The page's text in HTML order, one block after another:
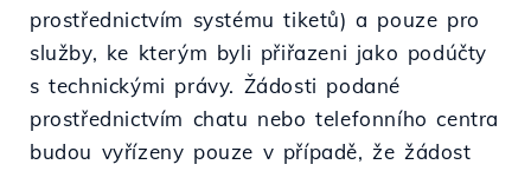
prostřednictvím systému tiketů) a pouze pro
služby, ke kterým byli přiřazeni jako podúčty
s technickými právy. Žádosti podané
prostřednictvím chatu nebo telefonního centra
budou vyřízeny pouze v případě, že žádost